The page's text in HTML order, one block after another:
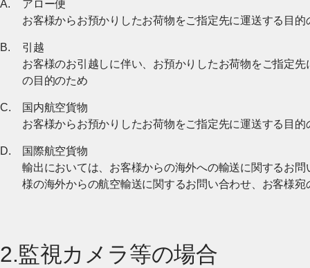
アロー便
お客様からお預かりしたお荷物をご指定先に運送する目的
引越
お客様のお引越しに伴い、お預かりしたお荷物をご指定
の目的のため
国内航空貨物
お客様からお預かりしたお荷物をご指定先に運送する目的
国際航空貨物
輸出においては、お客様からの海外への輸送に関するお
様の海外からの航空輸送に関するお問い合わせ、お客様
2.監視カメラ等の場合